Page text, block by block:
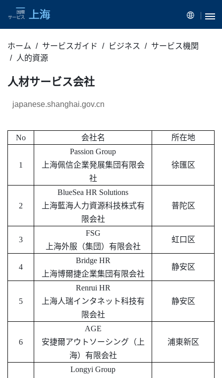
ホーム サービスガイド ビジネス
サービス機関
人的資源
人材サービス会社
japanese.shanghai.gov.cn
No 会社名 所在地
1
Passion Group
上海佩信企業発展集団有限会
社
徐匯区
2
BlueSea HR Solutions
上海藍海人力資源科技株式有
限会社
普陀区
3
FSG
上海外服（集団）有限会社
虹口区
4
Bridge HR
上海博爾捷企業集団有限会社
静安区
5
Renrui HR
上海人瑞インタネット科技有
限会社
静安区
6
AGE
安捷爾アウトソーシング（上
海）有限会社
浦東新区
Longyi Group